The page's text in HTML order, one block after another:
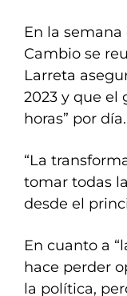
En la
Cambio se
Larreta
2023 y que el
horas” por día.
“La
tomar todas
desde el
En cuanto a
hace perder
la política,